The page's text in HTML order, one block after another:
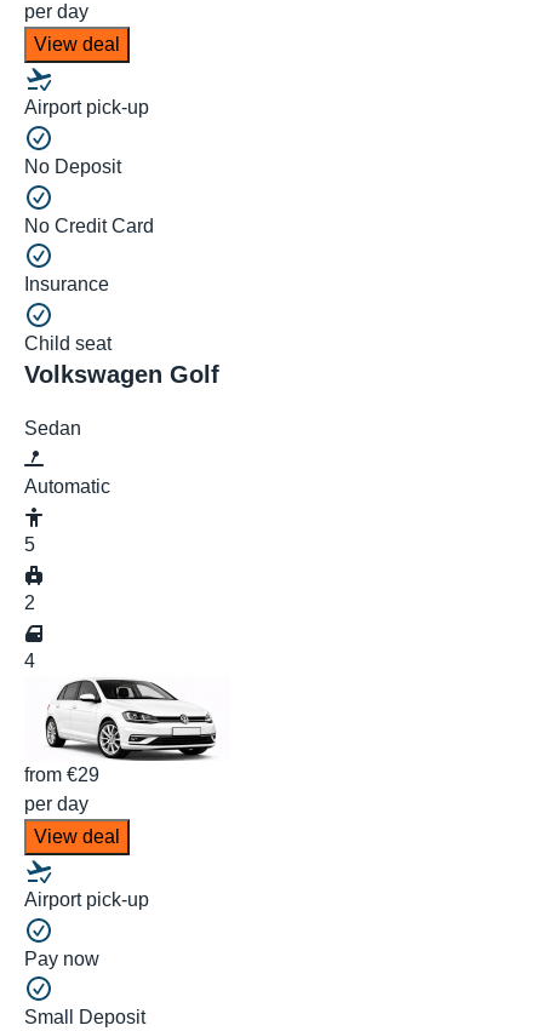
per day
View deal
Airport pick-up
No Deposit
No Credit Card
Insurance
Child seat
Volkswagen Golf
Sedan
Automatic
5
2
4
from €29
per day
View deal
Airport pick-up
Pay now
Small Deposit